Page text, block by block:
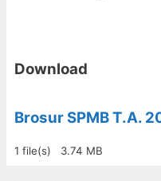
Download
Brosur SPMB T.A.
1 file(s) 3.74 MB